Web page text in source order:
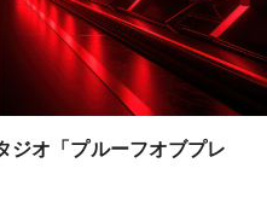
ジオ「プルーフオブプレ